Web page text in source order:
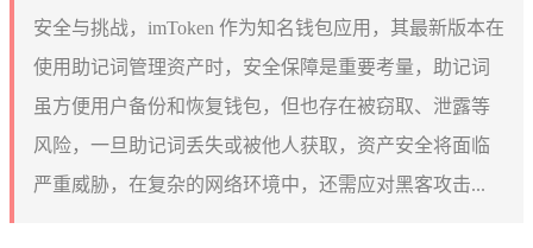
安全与挑战，imToken 作为知名钱包应用，其最新版本在
使用助记词管理资产时，安全保障是重要考量，助记词
虽方便用户备份和恢复钱包，但也存在被窃取、泄露等
风险，一旦助记词丢失或被他人获取，资产安全将面临
严重威胁，在复杂的网络环境中，还需应对黑客攻击...